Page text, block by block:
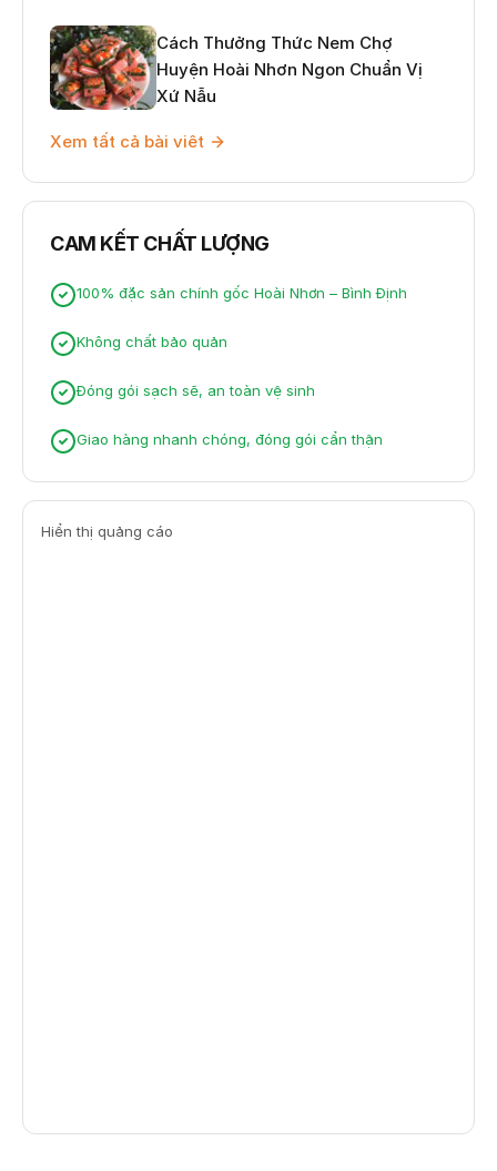
Cách Thưởng Thức Nem Chợ
Huyện Hoài Nhơn Ngon Chuẩn Vị
Xứ Nẫu
Xem tất cả bài viêt
CAM KẾT CHẤT LƯỢNG
100% đặc sản chính gốc Hoài Nhơn – Bình Định
Không chất bảo quản
Đóng gói sạch sẽ, an toàn vệ sinh
Giao hàng nhanh chóng, đóng gói cẩn thận
Hiển thị quảng cáo